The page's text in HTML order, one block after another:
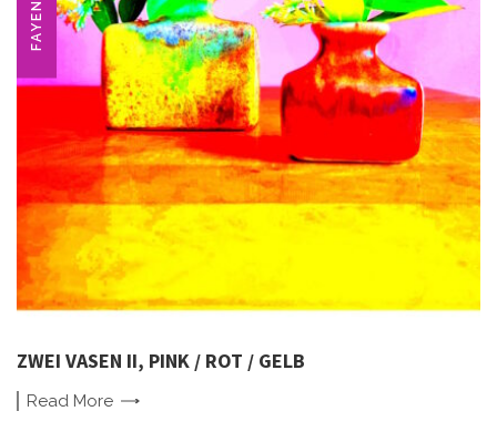
ZWEI VASEN II, PINK / ROT / GELB
Read More